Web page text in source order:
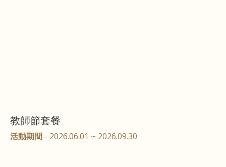
教師節套餐
活動期間 - 2026.06.01 ~ 2026.09.30